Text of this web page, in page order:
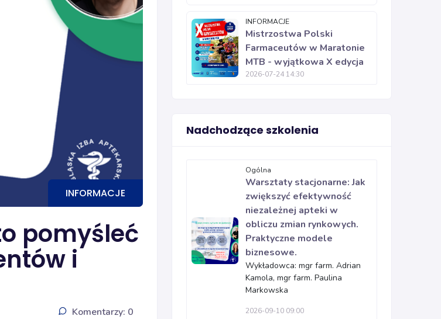
INFORMACJE
pomyśleć
i
Komentarzy: 0
INFORMACJE
Mistrzostwa Polski
Farmaceutów w Maratonie
MTB - wyjątkowa X edycja
2026-07-24 14:30
Nadchodzące szkolenia
Ogólna
Warsztaty stacjonarne: Jak
zwiększyć efektywność
niezależnej apteki w
obliczu zmian rynkowych.
Praktyczne modele
biznesowe.
Wykładowca: mgr farm. Adrian
Kamola, mgr farm. Paulina
Markowska
2026-09-10 09:00